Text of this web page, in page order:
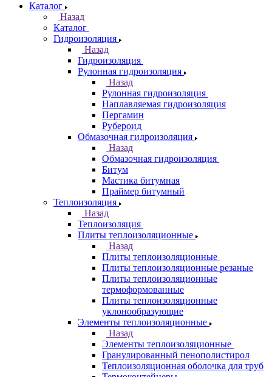
Каталог
Назад
Каталог
Гидроизоляция
Назад
Гидроизоляция
Рулонная гидроизоляция
Назад
Рулонная гидроизоляция
Наплавляемая гидроизоляция
Пергамин
Рубероид
Обмазочная гидроизоляция
Назад
Обмазочная гидроизоляция
Битум
Мастика битумная
Праймер битумный
Теплоизоляция
Назад
Теплоизоляция
Плиты теплоизоляционные
Назад
Плиты теплоизоляционные
Плиты теплоизоляционные резаные
Плиты теплоизоляционные
термоформованные
Плиты теплоизоляционные
уклонообразующие
Элементы теплоизоляционные
Назад
Элементы теплоизоляционные
Гранулированный пенополистирол
Теплоизоляционная оболочка для труб